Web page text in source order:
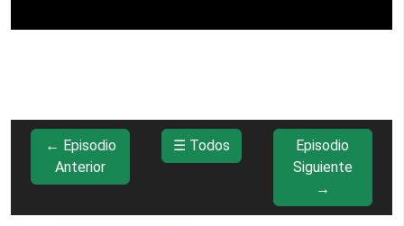
← Episodio
Anterior
☰ Todos
Episodio
Siguiente
→